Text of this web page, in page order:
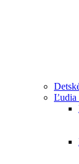
Ľudia